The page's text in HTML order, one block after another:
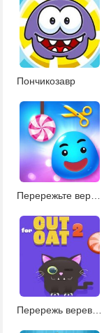
Пончикозавр
Перережьте веревку
Перережь веревку и накорми кота 2